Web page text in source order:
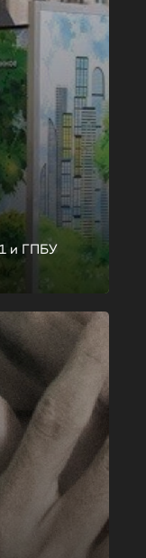
и ГПБУ